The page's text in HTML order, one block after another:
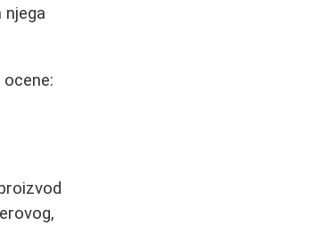
njega